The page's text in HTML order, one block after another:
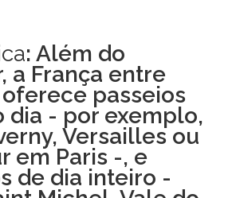
: Além do
a França entre
passeios
dia - por exemplo,
Versailles ou
em Paris -, e
de dia inteiro -